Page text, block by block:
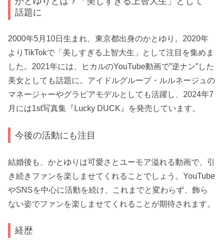
話題に
2000年5月10日生まれ、東京都出身のかとゆり。2020年
よりTikTokで「美しすぎる上智大生」として注目を集めま
した。2021年には、ヒカルのYouTube動画で”逆ナン”した
美女としても話題に。アイドルグループ・ルルネージュの
マネージャーやグラビアモデルとしても活躍し、2024年7
月には1st写真集『Lucky DUCK』を発売しています。
今後の活動にも注目
結婚後も、かとゆりは可愛さとユーモア溢れる動画で、引
き続きファンを楽しませてくれることでしょう。YouTube
やSNSを中心に活動を続け、これまでと変わらず、飾ら
ない姿でファンを楽しませてくれることが期待されます。
経歴